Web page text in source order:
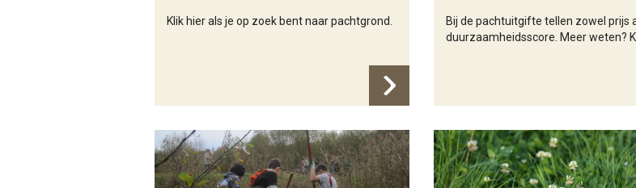
Klik hier als je op zoek bent naar pachtgrond.
Bij de pachtuitgifte tellen zowel prijs
duurzaamheidsscore. Meer weten?